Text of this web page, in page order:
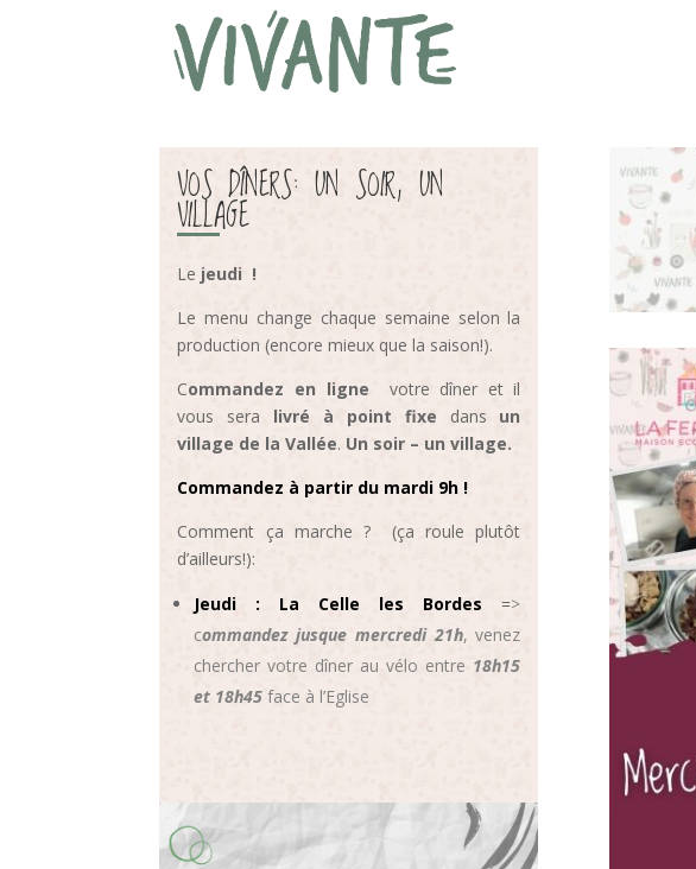
VOS DÎNERS: UN SOIR, UN
VILLAGE
Le jeudi !
Le menu change chaque semaine selon la
production (encore mieux que la saison!).
Commandez en ligne votre dîner et il
vous sera livré à point fixe dans un
village de la Vallée. Un soir – un village.
Commandez à partir du mardi 9h !
Comment ça marche ? (ça roule plutôt
d’ailleurs!):
Jeudi : La Celle les Bordes =>
commandez jusque mercredi 21h, venez
chercher votre dîner au vélo entre 18h15
et 18h45 face à l’Eglise